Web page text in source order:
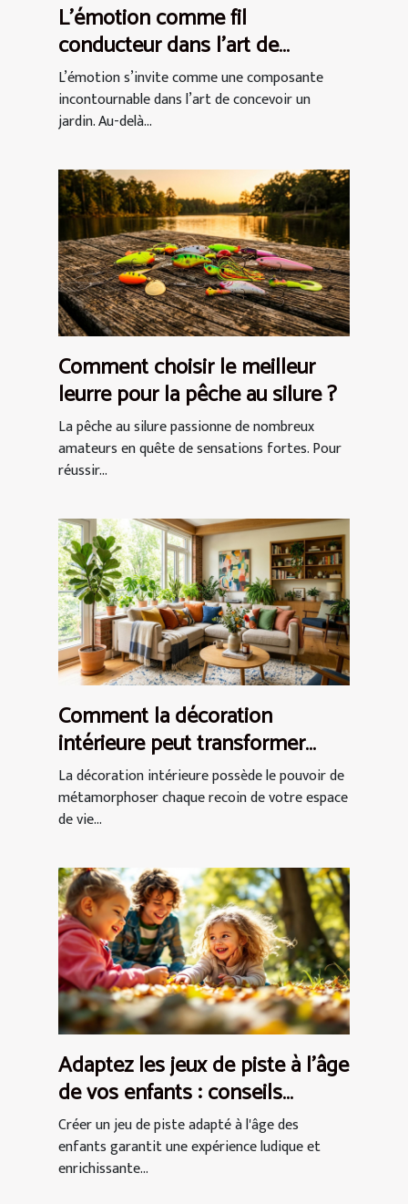
L’émotion comme fil
conducteur dans l’art de
concevoir un jardin
L’émotion s’invite comme une composante
incontournable dans l’art de concevoir un
jardin. Au-delà...
Comment choisir le meilleur
leurre pour la pêche au silure ?
La pêche au silure passionne de nombreux
amateurs en quête de sensations fortes. Pour
réussir...
Comment la décoration
intérieure peut transformer
votre espace de vie ?
La décoration intérieure possède le pouvoir de
métamorphoser chaque recoin de votre espace
de vie...
Adaptez les jeux de piste à l'âge
de vos enfants : conseils
pratiques
Créer un jeu de piste adapté à l'âge des
enfants garantit une expérience ludique et
enrichissante...